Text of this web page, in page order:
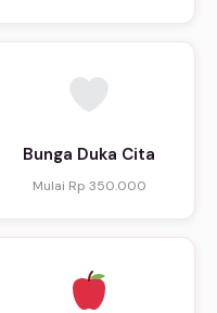
Bunga Duka Cita
Mulai Rp 350.000